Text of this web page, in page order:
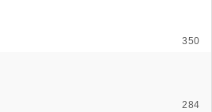
350
284